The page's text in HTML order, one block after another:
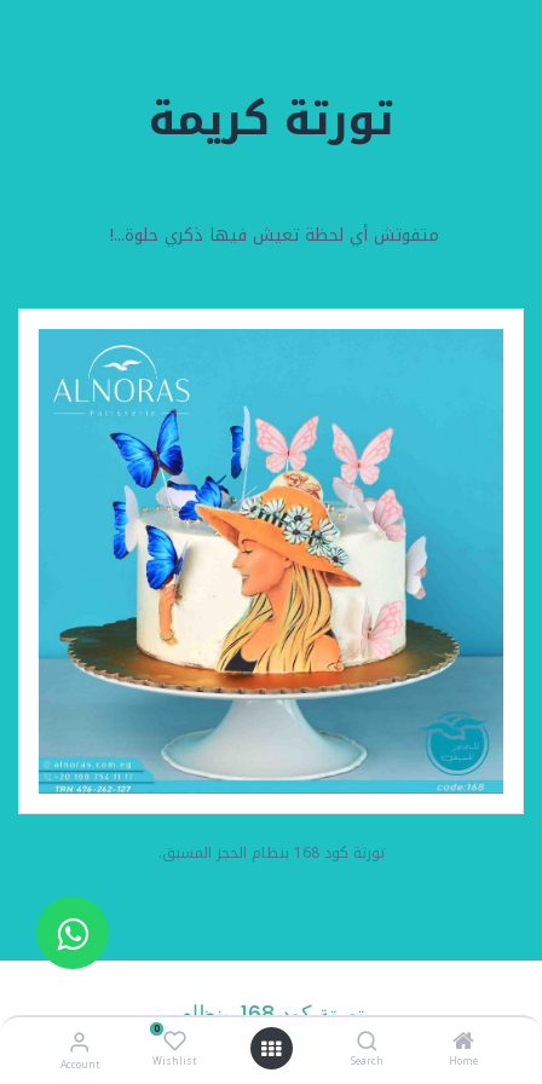
Home
Search
0
Wishlist
Account
تورتة كريمة
متفوتش أي لحظة تعيش فيها ذكري حلوة...!
تورتة كود 168 بنظام الحجز المسبق.
تورتة كود 168 بنظام
الحجز المسبق